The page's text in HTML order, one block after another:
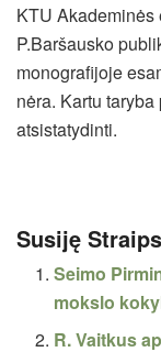
KTU
P.Baršausko
monografijoje
nėra. Kartu
atsistatydinti.
Susiję
Seimo
mokslo
R. Vaitkus